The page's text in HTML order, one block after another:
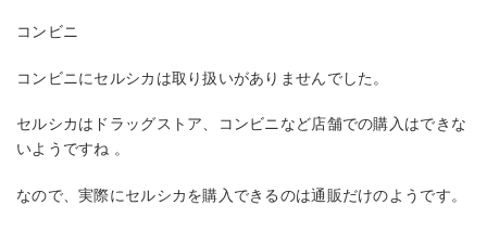
コンビニ
コンビニにセルシカは取り扱いがありませんでした。
セルシカはドラッグストア、コンビニなど店舗での購入はできな
いようですね 。
なので、実際にセルシカを購入できるのは通販だけのようです。